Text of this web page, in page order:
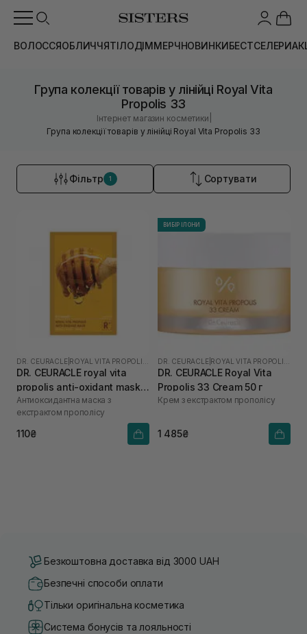
ВОЛОССЯОБЛИЧЧЯТІЛОДІММЕРЧНОВИНКИБЕСТСЕЛЕРИ
Група колекції товарів у лінійці Royal Vita
Propolis 33
Інтернет магазин косметики
Група колекції товарів у лінійці Royal Vita Propolis 33
Фільтр 1 Сортувати
DR. CEURACLE
DR. CEURACLE royal vita
propolis anti-oxidant mask 1
шт
Антиоксидантна маска з
екстрактом прополісу
110₴
ВИБІР ІЛОНИ
DR. CEURACLE
DR. CEURACLE Royal Vita
Propolis 33 Cream 50 г
Крем з екстрактом прополісу
1 485₴
Безкоштовна доставка від 3000 UAH
Безпечні способи оплати
Тільки оригінальна косметика
Система бонусів та лояльності